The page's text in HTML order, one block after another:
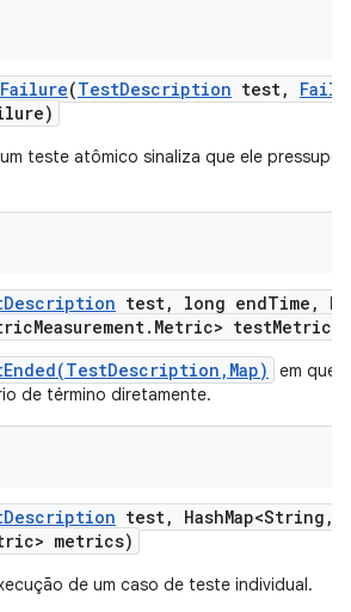
Failure(TestDescription test,
teste atômico sinaliza que ele
Description test, long endTime ,
Measurement. Metric> testMetrics)
em que
de término diretamente.
Description test, HashMap<String ,
metrics)
de um caso de teste individual.